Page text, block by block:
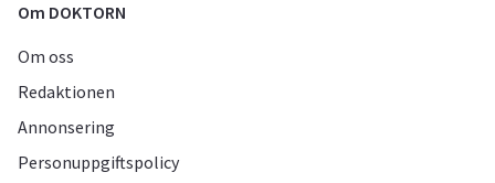
Om DOKTORN
Om oss
Redaktionen
Annonsering
Personuppgiftspolicy